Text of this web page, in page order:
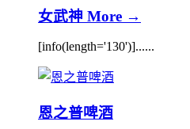
女武神 More →
[info(length='130')]......
恩之普啤酒